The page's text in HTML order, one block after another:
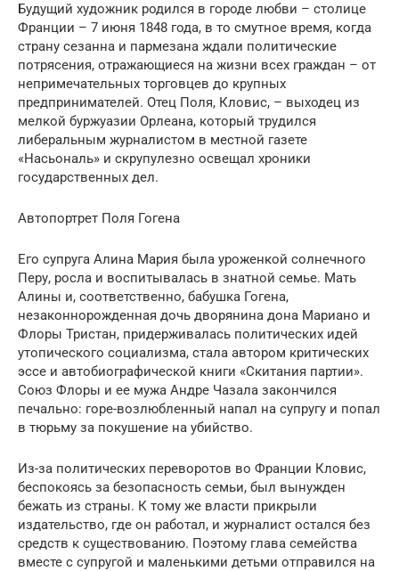
Будущий художник родился в городе любви – столице
Франции – 7 июня 1848 года, в то смутное время, когда
страну сезанна и пармезана ждали политические
потрясения, отражающиеся на жизни всех граждан – от
непримечательных торговцев до крупных
предпринимателей. Отец Поля, Кловис, – выходец из
мелкой буржуазии Орлеана, который трудился
либеральным журналистом в местной газете
«Насьональ» и скрупулезно освещал хроники
государственных дел.
Автопортрет Поля Гогена
Его супруга Алина Мария была уроженкой солнечного
Перу, росла и воспитывалась в знатной семье. Мать
Алины и, соответственно, бабушка Гогена,
незаконнорожденная дочь дворянина дона Мариано и
Флоры Тристан, придерживалась политических идей
утопического социализма, стала автором критических
эссе и автобиографической книги «Скитания партии».
Союз Флоры и ее мужа Андре Чазала закончился
печально: горе-возлюбленный напал на супругу и попал
в тюрьму за покушение на убийство.
Из-за политических переворотов во Франции Кловис,
беспокоясь за безопасность семьи, был вынужден
бежать из страны. К тому же власти прикрыли
издательство, где он работал, и журналист остался без
средств к существованию. Поэтому глава семейства
вместе с супругой и маленькими детьми отправился на